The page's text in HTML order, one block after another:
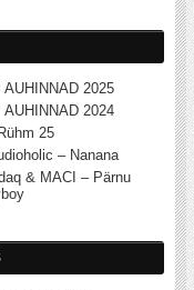
2025
2024
25
– Nanana
& MACI – Pärnu